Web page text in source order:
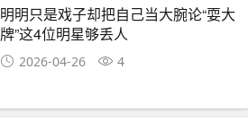
明明只是戏子却把自己当大腕论“耍大
牌”这4位明星够丢人
2026-04-26 4